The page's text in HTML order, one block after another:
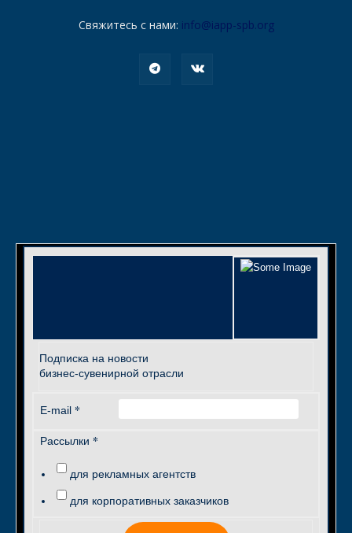
Свяжитесь с нами: info@iapp-spb.org
Подписка на новости
бизнес-сувенирной отрасли
E-mail *
Рассылки *
для рекламных агентств
для корпоративных заказчиков